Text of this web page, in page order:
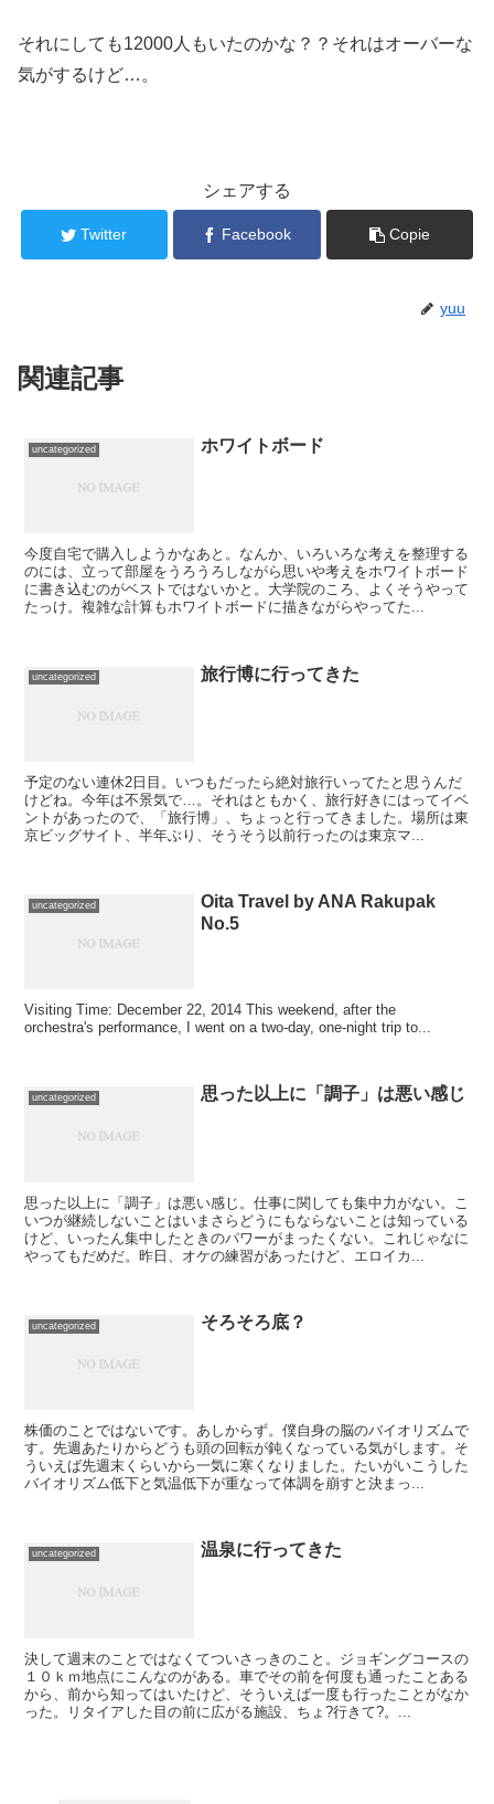
それにしても12000人もいたのかな？？それはオーバーな
気がするけど…。
シェアする
Twitter Facebook Copie
yuu
関連記事
uncategorized ホワイトボード
今度自宅で購入しようかなあと。なんか、いろいろな考えを整理する
のには、立って部屋をうろうろしながら思いや考えをホワイトボード
に書き込むのがベストではないかと。大学院のころ、よくそうやって
たっけ。複雑な計算もホワイトボードに描きながらやってた...
uncategorized 旅行博に行ってきた
予定のない連休2日目。いつもだったら絶対旅行いってたと思うんだ
けどね。今年は不景気で…。それはともかく、旅行好きにはってイベ
ントがあったので、「旅行博」、ちょっと行ってきました。場所は東
京ビッグサイト、半年ぶり、そうそう以前行ったのは東京マ...
uncategorized
Oita Travel by ANA Rakupak
No.5
Visiting Time: December 22, 2014 This weekend, after the
orchestra's performance, I went on a two-day, one-night trip to...
uncategorized 思った以上に「調子」は悪い感じ
思った以上に「調子」は悪い感じ。仕事に関しても集中力がない。こ
いつが継続しないことはいまさらどうにもならないことは知っている
けど、いったん集中したときのパワーがまったくない。これじゃなに
やってもだめだ。昨日、オケの練習があったけど、エロイカ...
uncategorized そろそろ底？
株価のことではないです。あしからず。僕自身の脳のバイオリズムで
す。先週あたりからどうも頭の回転が鈍くなっている気がします。そ
ういえば先週末くらいから一気に寒くなりました。たいがいこうした
バイオリズム低下と気温低下が重なって体調を崩すと決まっ...
uncategorized 温泉に行ってきた
決して週末のことではなくてついさっきのこと。ジョギングコースの
１０ｋｍ地点にこんなのがある。車でその前を何度も通ったことある
から、前から知ってはいたけど、そういえば一度も行ったことがなか
った。リタイアした目の前に広がる施設、ちょ?行きて?。...